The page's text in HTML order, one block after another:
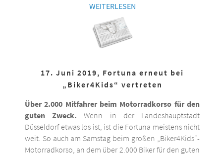
WEITERLESEN
17. Juni 2019, Fortuna erneut bei
„Biker4Kids“ vertreten
Über 2.000 Mitfahrer beim Motorradkorso für den
guten Zweck. Wenn in der Landeshauptstadt
Düsseldorf etwas los ist, ist die Fortuna meistens nicht
weit. So auch am Samstag beim großen „Biker4Kids“-
Motorradkorso, an dem über 2.000 Biker für den guten